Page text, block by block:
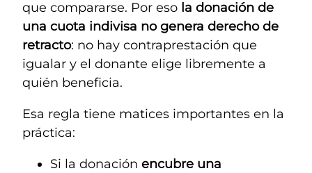
que compararse. Por eso la donación de
una cuota indivisa no genera derecho de
retracto: no hay contraprestación que
igualar y el donante elige libremente a
quién beneficia.
Esa regla tiene matices importantes en la
práctica:
Si la donación encubre una